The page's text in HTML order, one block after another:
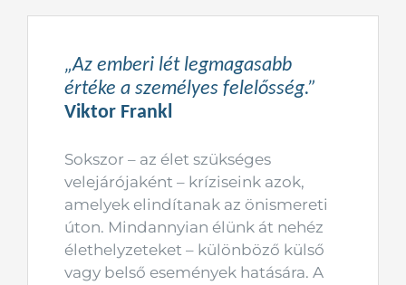
„Az emberi lét legmagasabb
értéke a személyes felelősség.”
Viktor Frankl
Sokszor – az élet szükséges
velejárójaként – kríziseink azok,
amelyek elindítanak az önismereti
úton. Mindannyian élünk át nehéz
élethelyzeteket – különböző külső
vagy belső események hatására. A